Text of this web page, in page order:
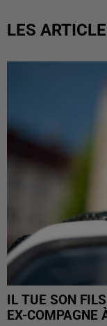
LES
IL TUE SON
EX-COMPAGNE